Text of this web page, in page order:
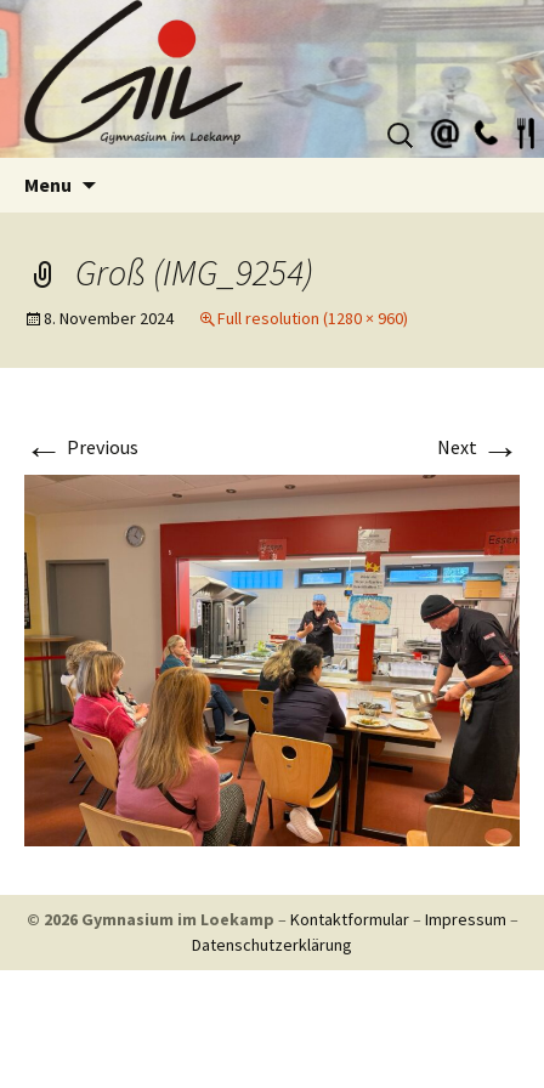
Suchen
nach:
Menu
Groß (IMG_9254)
8. November 2024 Full resolution (1280 × 960)
← Previous Next →
© 2026 Gymnasium im Loekamp – Kontaktformular– Impressum –
Datenschutzerklärung